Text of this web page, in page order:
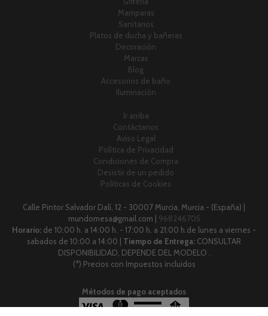
Mamparas
Sanitarios
Platos de ducha y bañeras
Decoración
Marcas
Blog
Accesorios de baño
Iluminación
Ir arriba
Contáctanos
Aviso Legal
Política de Privacidad
Condiciones de Compra
Desistir de un pedido
Políticas de Cookies
Calle Pintor Salvador Dalí, 12 - 30007 Murcia, Murcia - (España) |
mundomesa@gmail.com | 968246705
Horario: de 10:00 h. a 14:00 h. - 17:00 h. a 21:00 h.de lunes a viernes -
sabados de 10:00 a 14:00 | Tiempo de Entrega: CONSULTAR
DISPONIBILIDAD, DEPENDE DEL MODELO .
(*) Precios con Impuestos incluidos
Métodos de pago aceptados